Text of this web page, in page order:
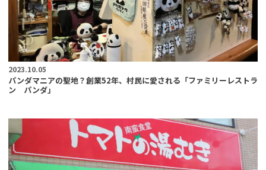
2023.10.05
パンダマニアの聖地？創業52年、村民に愛される「ファミリーレストラ
ン パンダ」